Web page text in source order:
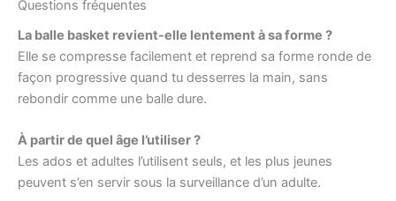
Questions fréquentes
La balle basket revient-elle lentement à sa forme ?
Elle se compresse facilement et reprend sa forme ronde de
façon progressive quand tu desserres la main, sans
rebondir comme une balle dure.
À partir de quel âge l’utiliser ?
Les ados et adultes l’utilisent seuls, et les plus jeunes
peuvent s’en servir sous la surveillance d’un adulte.